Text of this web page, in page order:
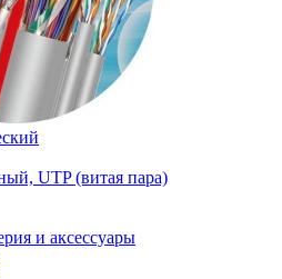
UTP (витая пара)
и аксессуары